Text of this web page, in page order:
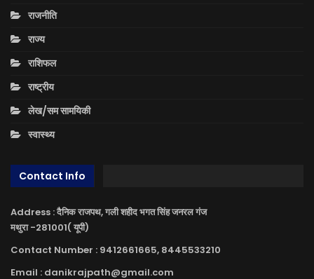
राजनीति
राज्य
राशिफल
राष्ट्रीय
लेख/सम सामयिकी
स्वास्थ्य
Contact Info
Address : दैनिक राजपथ, गली शहीद भगत सिंह जनरल गंज
मथुरा -281001( यूपी)
Contact Number : 9412661665, 8445533210
Email : danikrajpath@gmail.com